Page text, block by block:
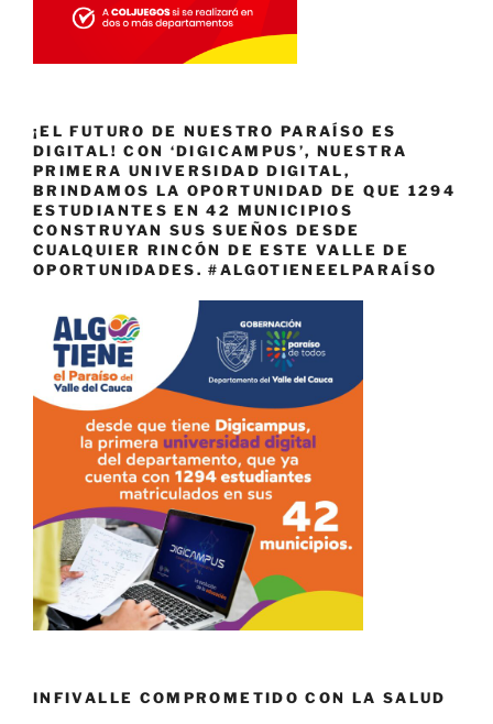
¡EL FUTURO DE NUESTRO PARAÍSO ES
DIGITAL! CON ‘DIGICAMPUS’, NUESTRA
PRIMERA UNIVERSIDAD DIGITAL,
BRINDAMOS LA OPORTUNIDAD DE QUE 1294
ESTUDIANTES EN 42 MUNICIPIOS
CONSTRUYAN SUS SUEÑOS DESDE
CUALQUIER RINCÓN DE ESTE VALLE DE
OPORTUNIDADES. #ALGOTIENEELPARAÍSO
INFIVALLE COMPROMETIDO CON LA SALUD